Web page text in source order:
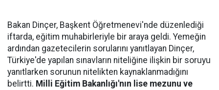
Bakan Dinçer, Başkent Öğretmenevi'nde düzenlediği
iftarda, eğitim muhabirleriyle bir araya geldi. Yemeğin
ardından gazetecilerin sorularını yanıtlayan Dinçer,
Türkiye'de yapılan sınavların niteliğine ilişkin bir soruyu
yanıtlarken sorunun nitelikten kaynaklanmadığını
belirtti. Milli Eğitim Bakanlığı'nın lise mezunu ve